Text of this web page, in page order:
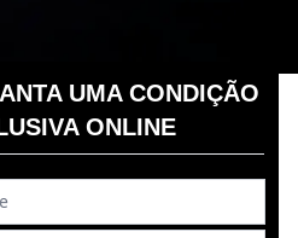
UMA CONDIÇÃO
ONLINE